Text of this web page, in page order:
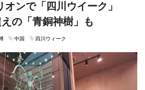
オンで「四川ウイーク」
の「青銅神樹」も
中国 四川ウィーク